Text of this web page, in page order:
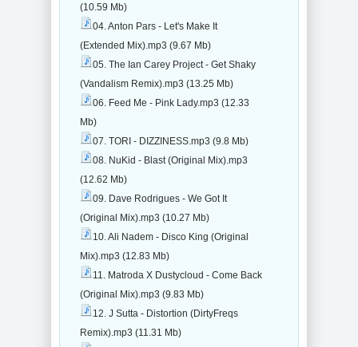
(10.59 Mb)
04. Anton Pars - Let's Make It
(Extended Mix).mp3 (9.67 Mb)
05. The Ian Carey Project - Get Shaky
(Vandalism Remix).mp3 (13.25 Mb)
06. Feed Me - Pink Lady.mp3 (12.33
Mb)
07. TORI - DIZZINESS.mp3 (9.8 Mb)
08. NuKid - Blast (Original Mix).mp3
(12.62 Mb)
09. Dave Rodrigues - We Got It
(Original Mix).mp3 (10.27 Mb)
10. Ali Nadem - Disco King (Original
Mix).mp3 (12.83 Mb)
11. Matroda X Dustycloud - Come Back
(Original Mix).mp3 (9.83 Mb)
12. J Sutta - Distortion (DirtyFreqs
Remix).mp3 (11.31 Mb)